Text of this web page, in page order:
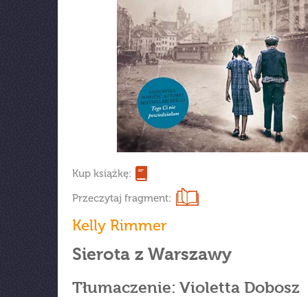
Kup książkę:
Przeczytaj fragment:
Kelly Rimmer
Sierota z Warszawy
Tłumaczenie: Violetta Dobosz